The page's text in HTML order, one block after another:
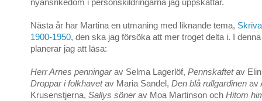
nyansrikedom i personskildringarna jag uppskattar.
Nästa år har Martina en utmaning med liknande tema,
1900-1950, den ska jag försöka att mer troget delta i. I
planerar jag att läsa:
Herr Arnes penningarav Selma Lagerlöf, Pennskaftetav Elin
Droppar i folkhavetav Maria Sandel, Den blå rullgardinen av
Krusenstjerna, Sallys sönerav Moa Martinson och Hitom